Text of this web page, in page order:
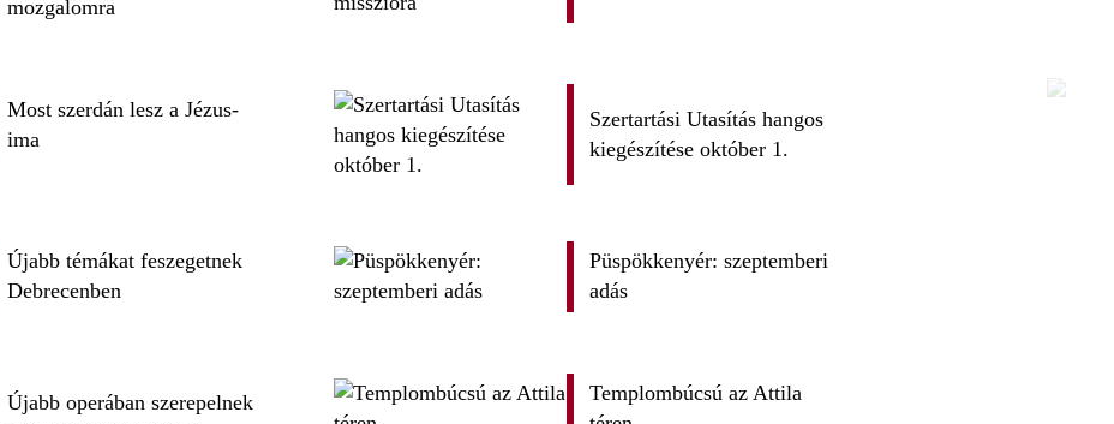
mozgalomra
Most szerdán lesz a Jézus-
ima
Szertartási Utasítás hangos
kiegészítése október 1.
Újabb témákat feszegetnek
Debrecenben
Püspökkenyér: szeptemberi
adás
Újabb operában szerepelnek
Templombúcsú az Attila